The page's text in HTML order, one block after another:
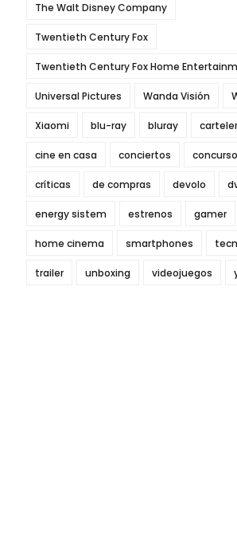
The Walt Disney Company
Twentieth Century Fox
Twentieth Century Fox Home
Universal Pictures Wanda Visión
Xiaomi blu-ray bluray
cine en casa conciertos
críticas de compras devolo
energy sistem estrenos gamer
home cinema smartphones
trailer unboxing videojuegos